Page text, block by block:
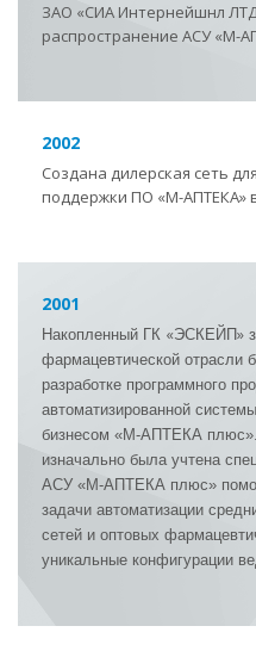
ЗАО «СИА Интернейшнл
распространение АСУ «М-
2002
Создана дилерская сеть
поддержки ПО «М-АПТЕКА»
2001
Накопленный ГК «ЭСКЕЙП»
фармацевтической отрасли
разработке программного
автоматизированной
бизнесом «М-АПТЕКА
изначально была учтена
АСУ «М-АПТЕКА плюс»
задачи автоматизации
сетей и оптовых
уникальные конфигурации